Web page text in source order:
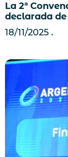
La 2ª
declarada
18/11/2025